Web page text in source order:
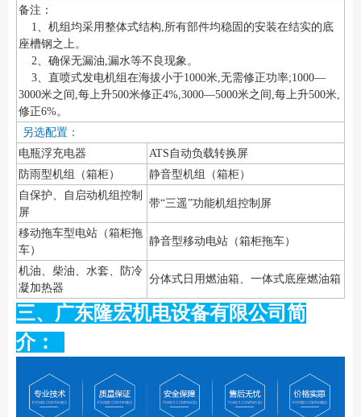
备注：
1、机组均采用整体式结构,所有部件均稳固的安装在结实的底
座槽钢之上。
2、确保无漏油,漏水等不良现象。
3、直喷式发电机组在海拔小于1000米,无需修正功率;1000—
3000米之间,每上升500米修正4%,3000—5000米之间,每上升500米,
修正6%。
另选配置：
电瓶浮充电器
ATS自动负载转换屏
防雨型机组（箱柜）
静音型机组（箱柜）
自保护、自启动机组控制
屏
带“三遥”功能机组控制屏
移动拖车型电站（箱柜拖
车）
静音型移动电站（箱柜拖车）
机油、柴油、水套、防冷
凝加热器
分体式日用燃油箱、一体式底座燃油箱
三、广东隆宏机电设备有限公司简
介：